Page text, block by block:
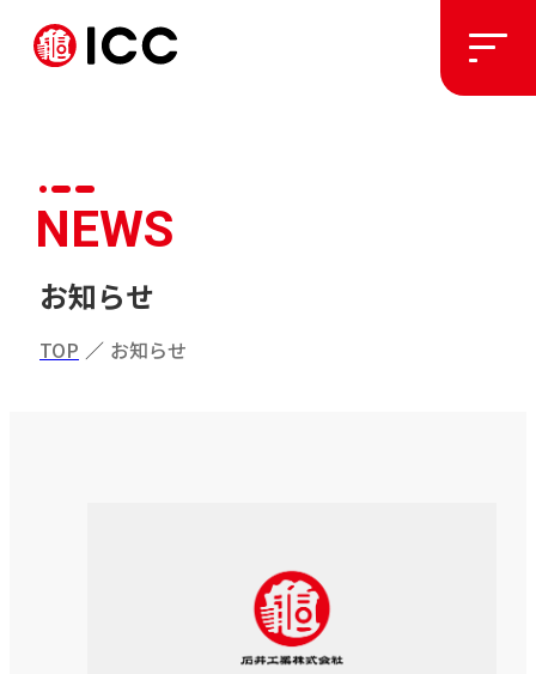
施工実績
私たちについて
セキュリティポリシー
NEWS
お知らせ
TOP ／ お知らせ